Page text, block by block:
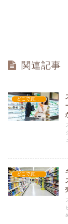
関連記事
どこで買える？-食品・食材
どこで買える？-食品・食材